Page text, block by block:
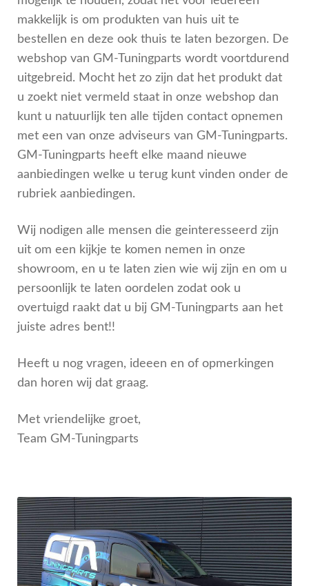
makkelijk is om produkten van huis uit te
bestellen en deze ook thuis te laten bezorgen. De
webshop van GM-Tuningparts wordt voortdurend
uitgebreid. Mocht het zo zijn dat het produkt dat
u zoekt niet vermeld staat in onze webshop dan
kunt u natuurlijk ten alle tijden contact opnemen
met een van onze adviseurs van GM-Tuningparts.
GM-Tuningparts heeft elke maand nieuwe
aanbiedingen welke u terug kunt vinden onder de
rubriek aanbiedingen.
Wij nodigen alle mensen die geinteresseerd zijn
uit om een kijkje te komen nemen in onze
showroom, en u te laten zien wie wij zijn en om u
persoonlijk te laten oordelen zodat ook u
overtuigd raakt dat u bij GM-Tuningparts aan het
juiste adres bent!!
Heeft u nog vragen, ideeen en of opmerkingen
dan horen wij dat graag.
Met vriendelijke groet,
Team GM-Tuningparts